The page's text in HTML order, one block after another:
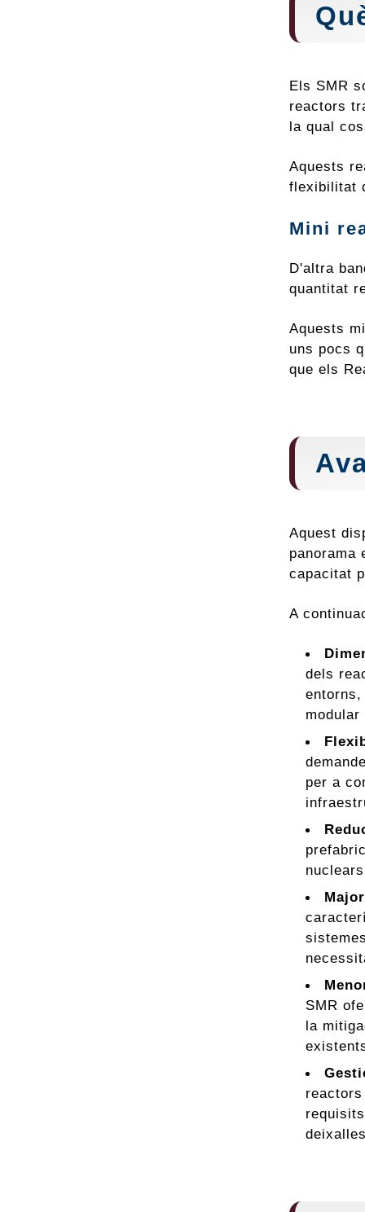
Els SMR
reactors
la qual
Aquests
flexibilitat
Mini
D'altra
quantitat
Aquests
uns pocs
que els
Aquest
panorama
capacitat
A
dels
per a
SMR
la